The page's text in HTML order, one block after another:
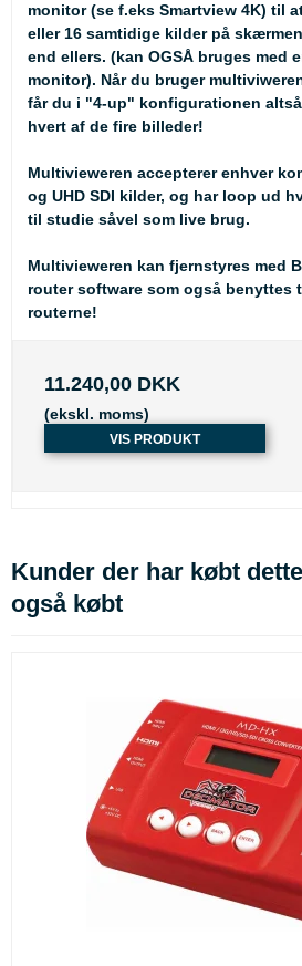
monitor (se f.eks Smartview 4K) til
eller 16 samtidige kilder på
end ellers. (kan OGSÅ bruges med
monitor). Når du bruger
får du i "4-up" konfigurationen
hvert af de fire billeder!
Multivieweren accepterer enhver
og UHD SDI kilder, og har loop ud
til studie såvel som live brug.
Multivieweren kan fjernstyres med
router software som også benyttes
routerne!
11.240,00 DKK
(ekskl. moms)
VIS PRODUKT
Kunder der har købt
også købt